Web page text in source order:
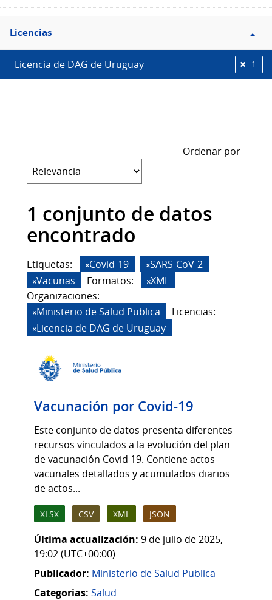
Filtro
Licencias
Licencias
Licencia de DAG de Uruguay 1
Ordenar por
1 conjunto de datos
encontrado
Etiquetas: Covid-19
SARS-CoV-2
Vacunas
Formatos:
XML
Organizaciones:
Ministerio de Salud Publica
Licencias:
Licencia de DAG de Uruguay
Vacunación por Covid-19
Este conjunto de datos presenta diferentes
recursos vinculados a la evolución del plan
de vacunación Covid 19. Contiene actos
vacunales detallados y acumulados diarios
de actos...
XLSX CSV XML JSON
Última actualización: 9 de julio de 2025,
19:02 (UTC+00:00)
Publicador: Ministerio de Salud Publica
Categorias: Salud